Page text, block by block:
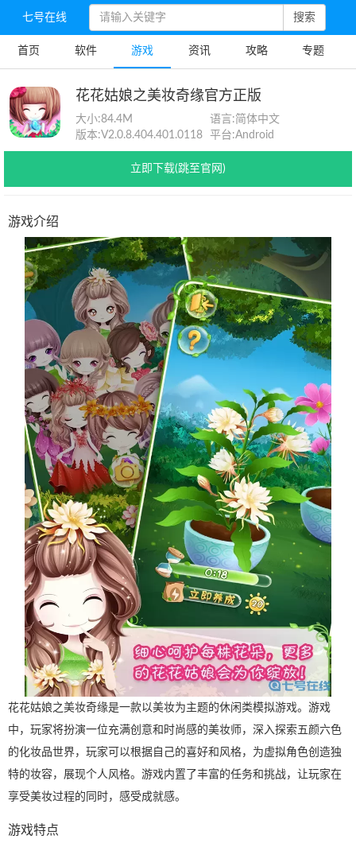
七号在线 搜索
首页 软件 游戏 资讯 攻略 专题
花花姑娘之美妆奇缘官方正版
大小:84.4M 语言:简体中文
版本:V2.0.8.404.401.0118 平台:Android
立即下载(跳至官网)
游戏介绍
花花姑娘之美妆奇缘是一款以美妆为主题的休闲类模拟游戏。游戏
中，玩家将扮演一位充满创意和时尚感的美妆师，深入探索五颜六色
的化妆品世界，玩家可以根据自己的喜好和风格，为虚拟角色创造独
特的妆容，展现个人风格。游戏内置了丰富的任务和挑战，让玩家在
享受美妆过程的同时，感受成就感。
游戏特点